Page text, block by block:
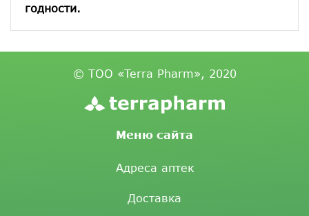
годности.
© ТОО «Terra Pharm», 2020
Меню сайта
Адреса аптек
Доставка